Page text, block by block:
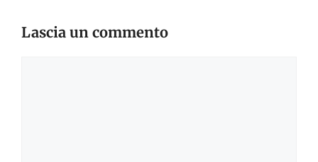
Lascia un commento